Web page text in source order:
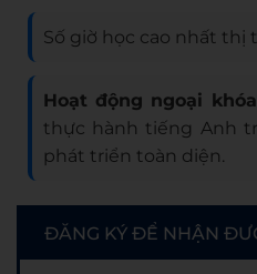
Số giờ học cao nhất thị
Hoạt động ngoại
thực hành tiếng Anh
phát triển toàn diện.
ĐĂNG KÝ ĐỂ NHẬN